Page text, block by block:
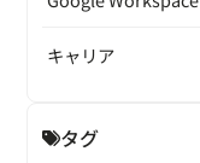
キャリア
タグ